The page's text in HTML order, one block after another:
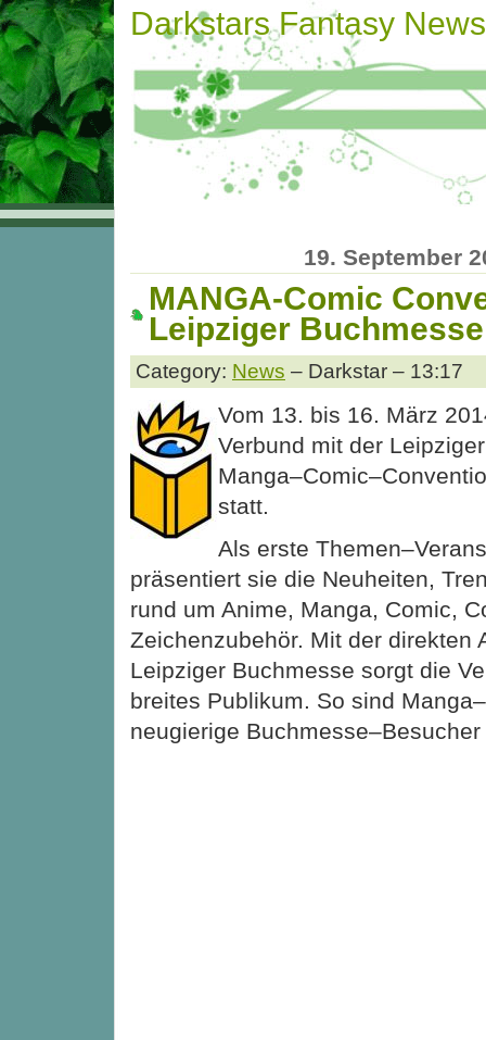
Darkstars Fantasy News
19. September
MANGA-Comic
Leipziger
Category: News – Darkstar – 13:17
Vom 13. bis 16. März
Verbund mit der
statt.
Als erste
präsentiert sie die Neuheiten,
rund um Anime, Manga, Comic,
Zeichenzubehör. Mit der direkten
Leipziger Buchmesse sorgt die
breites Publikum. So sind
neugierige Buchmesse–Besucher